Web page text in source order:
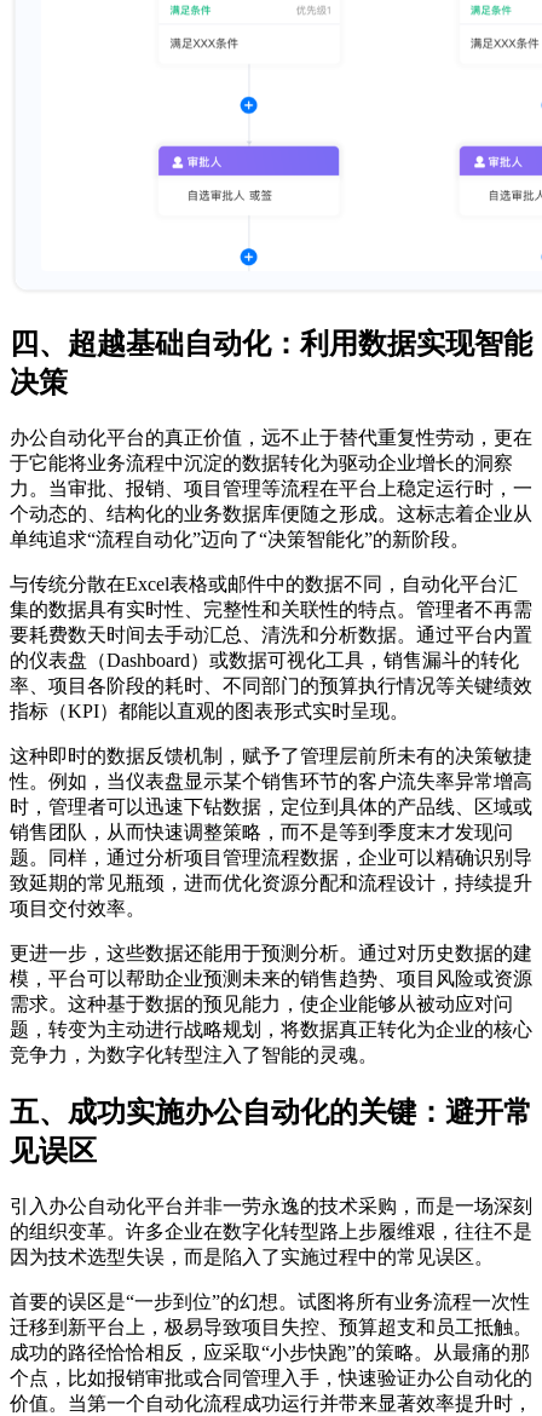
四、超越基础自动化：利用数据实现智能
决策
办公自动化平台的真正价值，远不止于替代重复性劳动，更在
于它能将业务流程中沉淀的数据转化为驱动企业增长的洞察
力。当审批、报销、项目管理等流程在平台上稳定运行时，一
个动态的、结构化的业务数据库便随之形成。这标志着企业从
单纯追求“流程自动化”迈向了“决策智能化”的新阶段。
与传统分散在Excel表格或邮件中的数据不同，自动化平台汇
集的数据具有实时性、完整性和关联性的特点。管理者不再需
要耗费数天时间去手动汇总、清洗和分析数据。通过平台内置
的仪表盘（Dashboard）或数据可视化工具，销售漏斗的转化
率、项目各阶段的耗时、不同部门的预算执行情况等关键绩效
指标（KPI）都能以直观的图表形式实时呈现。
这种即时的数据反馈机制，赋予了管理层前所未有的决策敏捷
性。例如，当仪表盘显示某个销售环节的客户流失率异常增高
时，管理者可以迅速下钻数据，定位到具体的产品线、区域或
销售团队，从而快速调整策略，而不是等到季度末才发现问
题。同样，通过分析项目管理流程数据，企业可以精确识别导
致延期的常见瓶颈，进而优化资源分配和流程设计，持续提升
项目交付效率。
更进一步，这些数据还能用于预测分析。通过对历史数据的建
模，平台可以帮助企业预测未来的销售趋势、项目风险或资源
需求。这种基于数据的预见能力，使企业能够从被动应对问
题，转变为主动进行战略规划，将数据真正转化为企业的核心
竞争力，为数字化转型注入了智能的灵魂。
五、成功实施办公自动化的关键：避开常
见误区
引入办公自动化平台并非一劳永逸的技术采购，而是一场深刻
的组织变革。许多企业在数字化转型路上步履维艰，往往不是
因为技术选型失误，而是陷入了实施过程中的常见误区。
首要的误区是“一步到位”的幻想。试图将所有业务流程一次性
迁移到新平台上，极易导致项目失控、预算超支和员工抵触。
成功的路径恰恰相反，应采取“小步快跑”的策略。从最痛的那
个点，比如报销审批或合同管理入手，快速验证办公自动化的
价值。当第一个自动化流程成功运行并带来显著效率提升时，